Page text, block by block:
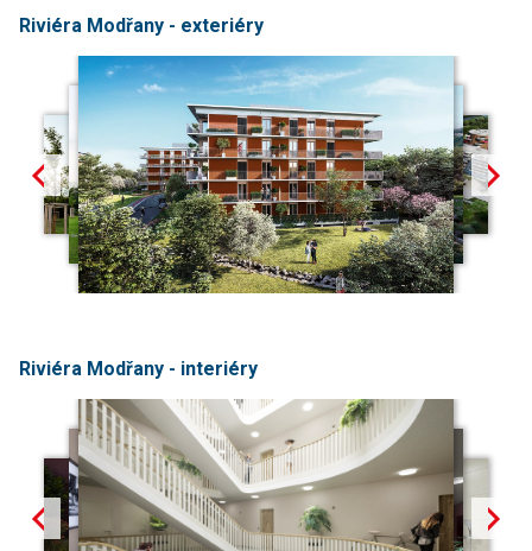
Riviéra Modřany - exteriéry
Riviéra Modřany - interiéry